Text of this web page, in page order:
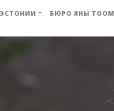
БЮРО ЯНЫ ТООМ